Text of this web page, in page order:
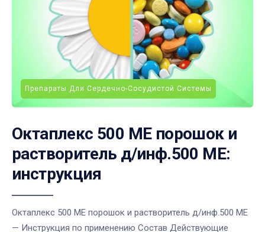
Препараты Для Сердечно-Сосудистой Системы
Октаплекс 500 МЕ порошок и
растворитель д/инф.500 МЕ:
инструкция
Октаплекс 500 МЕ порошок и растворитель д/инф.500 МЕ
— Инструкция по применению Состав Действующие